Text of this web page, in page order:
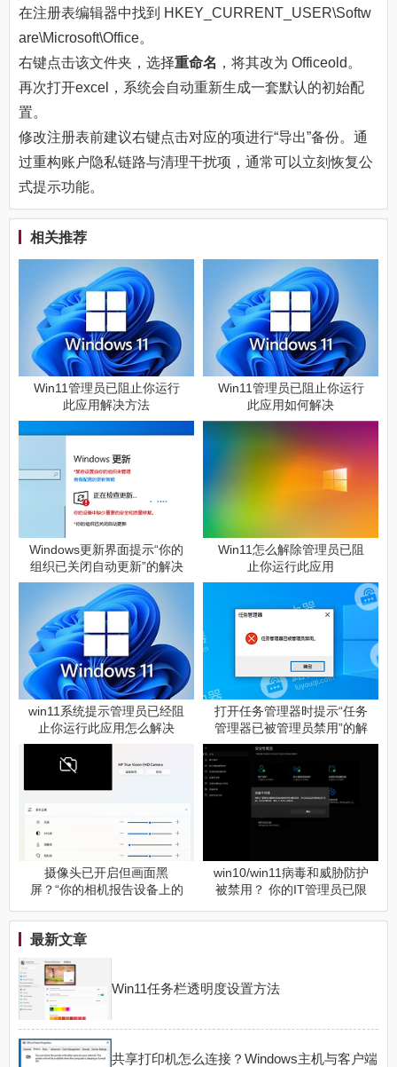
在注册表编辑器中找到 HKEY_CURRENT_USER\Softw
are\Microsoft\Office。
右键点击该文件夹，选择重命名 ，将其改为 Officeold。
再次打开excel，系统会自动重新生成一套默认的初始配
置。
修改注册表前建议右键点击对应的项进行“导出”备份。通
过重构账户隐私链路与清理干扰项，通常可以立刻恢复公
式提示功能。
相关推荐
Win11管理员已阻止你运行
此应用解决方法
Win11管理员已阻止你运行
此应用如何解决
Windows更新界面提示“你的
组织已关闭自动更新”的解决
方法
Win11怎么解除管理员已阻
止你运行此应用
win11系统提示管理员已经阻
止你运行此应用怎么解决
打开任务管理器时提示“任务
管理器已被管理员禁用”的解
决方法
摄像头已开启但画面黑
屏？“你的相机报告设备上的
它”解决方法
win10/win11病毒和威胁防护
被禁用？ 你的IT管理员已限
解决方法
最新文章
Win11任务栏透明度设置方法
共享打印机怎么连接？Windows主机与客户端